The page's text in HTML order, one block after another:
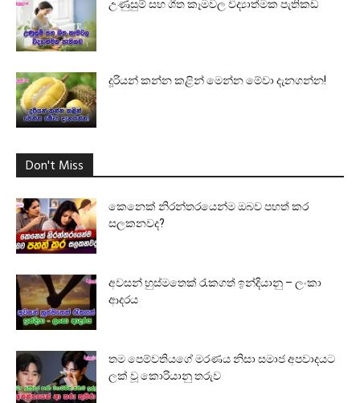
උණුසුම් සහ ශීත කෑමවල විද්‍යාත්මක පැතිකඩ
දූරියන් කන්න කළින් මෙන්න මේවා දැනගන්න!
Don't Miss
කෙනෙක් නිරන්තරයෙන්ම ඔබව පහත් කර
සලකනවද?
අවසන් හුස්මතෙක් රැකගත් ඉන්දියානු – ලංකා
ආදරය
තම පෙම්වතියගේ මරණය නිසා සමාජ අපවාදයට
ලක් වූ කොරියානු තරුව